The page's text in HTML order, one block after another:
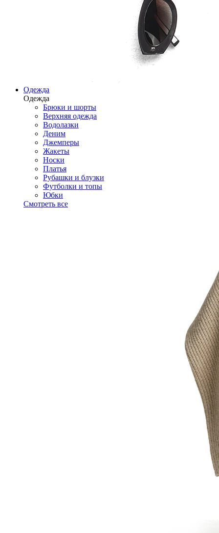
Одежда
Одежда
Брюки и шорты
Верхняя одежда
Водолазки
Деним
Джемперы
Жакеты
Носки
Платья
Рубашки и блузки
Футболки и топы
Юбки
Смотреть все